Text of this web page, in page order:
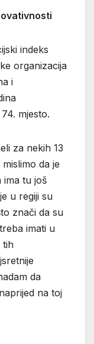
indeks
organizacija
i
mjesto.
za nekih 13
da je
ima tu još
u regiji su
znači da su
imati u
tih
da
na toj